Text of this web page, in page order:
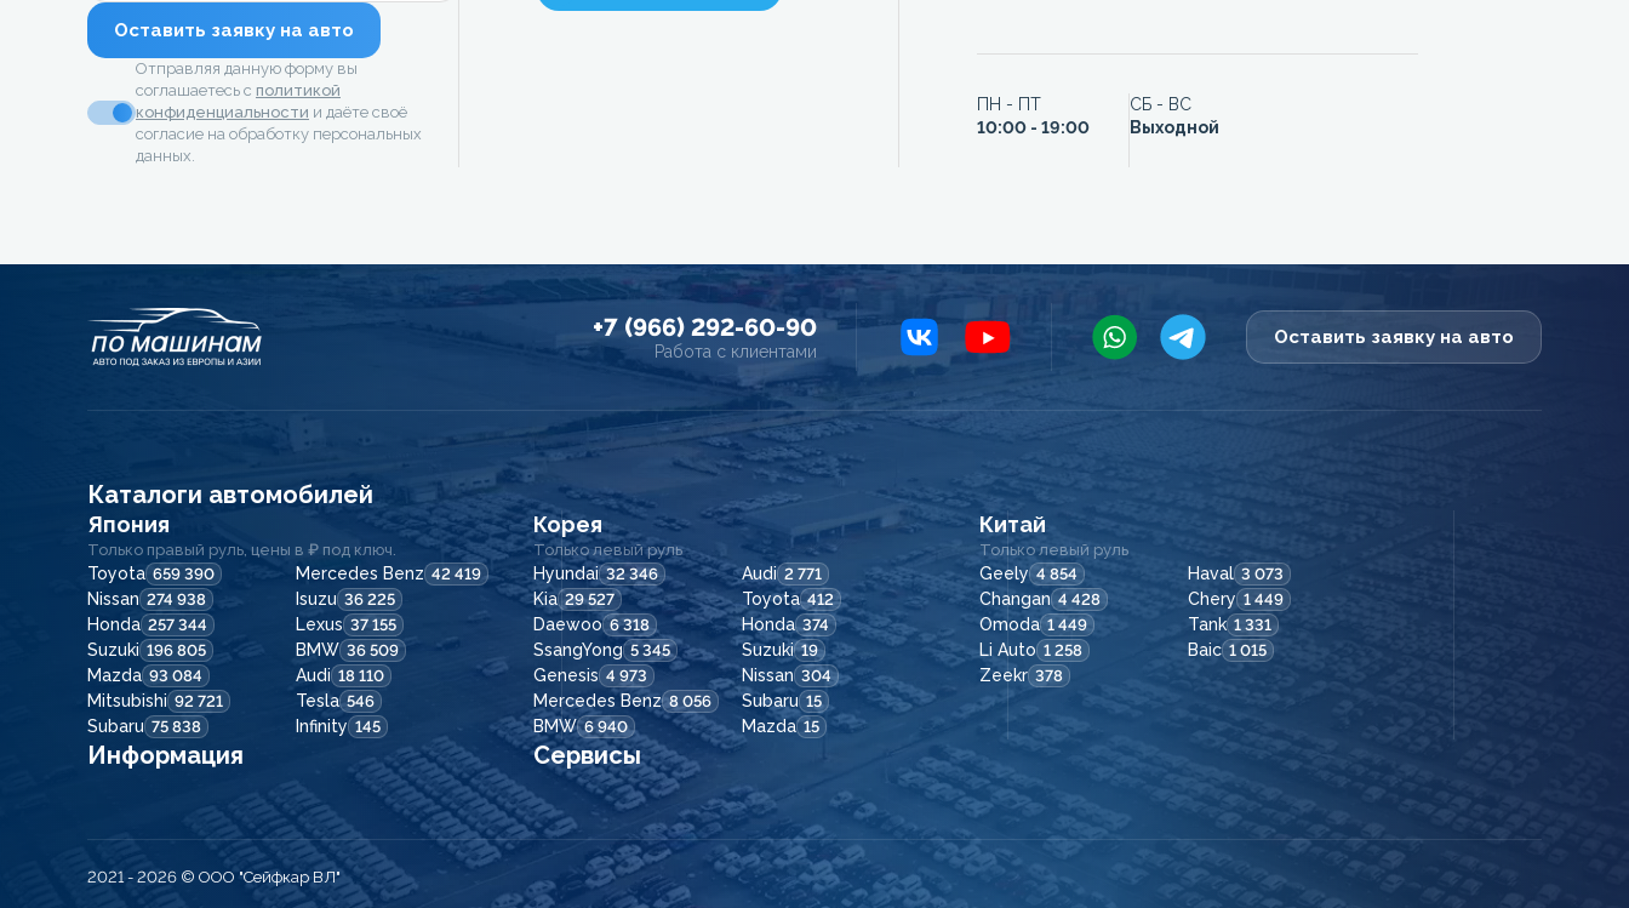
Оставить заявку на авто
Отправляя данную форму вы
соглашаетесь с политикой
конфиденциальности и даёте своё
согласие на обработку персональных
данных.
ПН - ПТ
10:00 - 19:00
СБ - ВС
Выходной
+7 (966) 292-60-90
Работа с клиентами
Оставить заявку на авто
Каталоги автомобилей
Япония
Только правый руль, цены в ₽ под ключ.
Toyota 659 390 Mercedes Benz 42 419
Nissan 274 938 Isuzu 36 225
Honda 257 344 Lexus 37 155
Suzuki 196 805 BMW 36 509
Mazda 93 084 Audi 18 110
Mitsubishi 92 721 Tesla 546
Subaru 75 838 Infinity 145
Корея
Только левый руль
Hyundai 32 346 Audi 2 771
Kia 29 527 Toyota 412
Daewoo 6 318 Honda 374
SsangYong 5 345 Suzuki 19
Genesis 4 973 Nissan 304
Mercedes Benz 8 056 Subaru 15
BMW 6 940 Mazda 15
Китай
Только левый руль
Geely 4 854 Haval 3 073
Changan 4 428 Chery 1 449
Omoda 1 449 Tank 1 331
Li Auto 1 258 Baic 1 015
Zeekr 378
Информация Сервисы
2021 - 2026 © ООО "Сейфкар ВЛ"